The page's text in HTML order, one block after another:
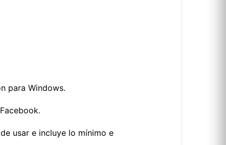
para Windows.
usar e incluye lo mínimo e